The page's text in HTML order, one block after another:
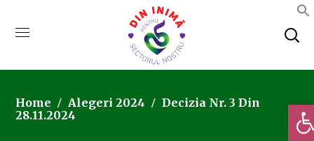
Home Alegeri 2024
Decizia Nr. 3 Din
28.11.2024